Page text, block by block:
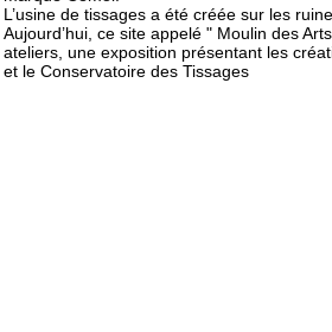
L’usine de tissages a été créée sur les
Aujourd’hui, ce site appelé " Moulin des
ateliers, une exposition présentant les
et le Conservatoire des Tissages